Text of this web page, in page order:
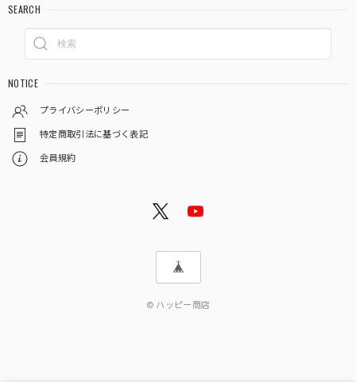
SEARCH
NOTICE
プライバシーポリシー
特定商取引法に基づく表記
会員規約
© ハッピー商店